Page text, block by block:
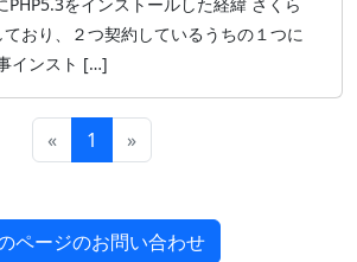
ており、２つ契約しているうちの１つに
インスト […]
« 1 »
ページのお問い合わせ